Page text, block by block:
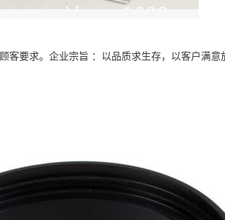
要求。企业宗旨 ：以品质求生存，以客户满意